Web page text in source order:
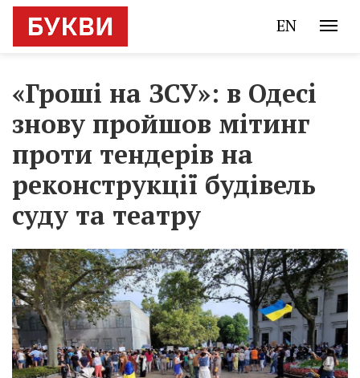
EN
«Гроші на ЗСУ»: в Одесі
знову пройшов мітинг
проти тендерів на
реконструкції будівель
суду та театру